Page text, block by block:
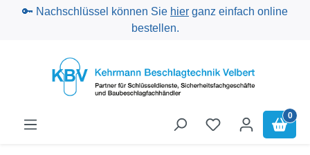
Zum Hauptinhalt springen
🔑 Nachschlüssel können Sie hier ganz einfach online
bestellen.
0